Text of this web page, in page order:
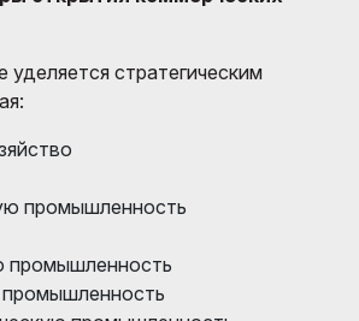
стратегическим
промышленность
промышленность